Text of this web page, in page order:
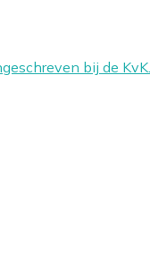
bij de KvK…